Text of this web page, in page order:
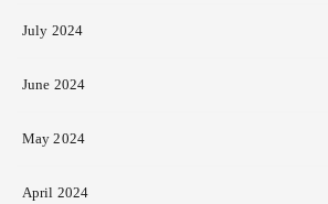
July 2024
June 2024
May 2024
April 2024